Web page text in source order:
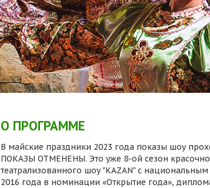
О ПРОГРАММЕ
В майские праздники 2023 года показы шоу
ПОКАЗЫ ОТМЕНЕНЫ. Это уже 8-ой сезон
театрализованного шоу "KAZAN" с
2016 года в номинации «Открытие года»,